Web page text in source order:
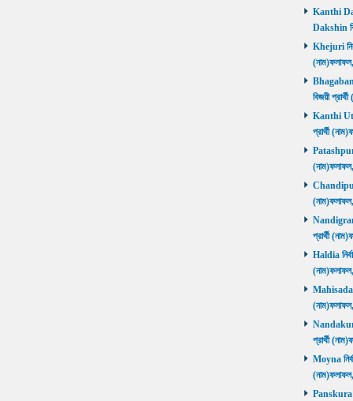
Kanthi
Dakshin
Khejuri
বিজয়ী
Kanthi
প্রার্থী
Patashpur
Chandipur
Nandigram
প্রার্থী
Haldia
Mahisadal
প্রার্থী
Moyna
Panskura